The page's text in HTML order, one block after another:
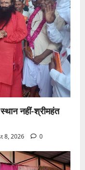
नहीं-श्रीमहंत
8, 2026 0